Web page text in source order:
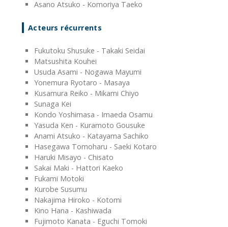
Asano Atsuko - Komoriya Taeko
Acteurs récurrents
Fukutoku Shusuke - Takaki Seidai
Matsushita Kouhei
Usuda Asami - Nogawa Mayumi
Yonemura Ryotaro - Masaya
Kusamura Reiko - Mikami Chiyo
Sunaga Kei
Kondo Yoshimasa - Imaeda Osamu
Yasuda Ken - Kuramoto Gousuke
Anami Atsuko - Katayama Sachiko
Hasegawa Tomoharu - Saeki Kotaro
Haruki Misayo - Chisato
Sakai Maki - Hattori Kaeko
Fukami Motoki
Kurobe Susumu
Nakajima Hiroko - Kotomi
Kino Hana - Kashiwada
Fujimoto Kanata - Eguchi Tomoki